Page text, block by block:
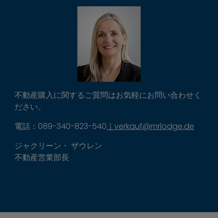
不動産購入に関するご質問はお気軽にお問い合わせく
ださい。
電話：089-340-823-540 ｜verkauf@mrlodge.de
ジャクリーン・ ザウレン
不動産営業部長